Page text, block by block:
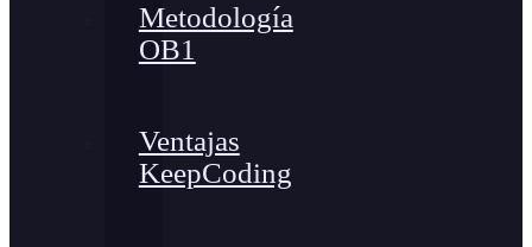
Metodología
OB1
Ventajas
KeepCoding